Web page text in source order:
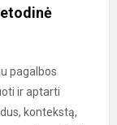
pagalbos
ir aptarti
kontekstą,